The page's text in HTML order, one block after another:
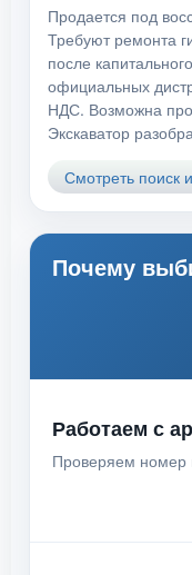
Продается под
Требуют ремонта
после
официальных
НДС. Возможна
Экскаватор
Смотреть поиск
Почему
Работаем с
Проверяем номер